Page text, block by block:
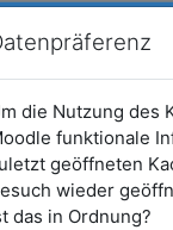
ARCHIV -
die Nutzung des
funktionale
geöffneten
wieder
das in Ordnung?